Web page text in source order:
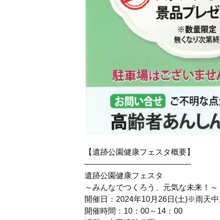
【遺跡公園健康フェスタ概要】
—————————————–
遺跡公園健康フェスタ
～みんなでつくろう、元気な未来！～
開催日：2024年10月26日(土)※雨天
開催時間：10：00～14：00